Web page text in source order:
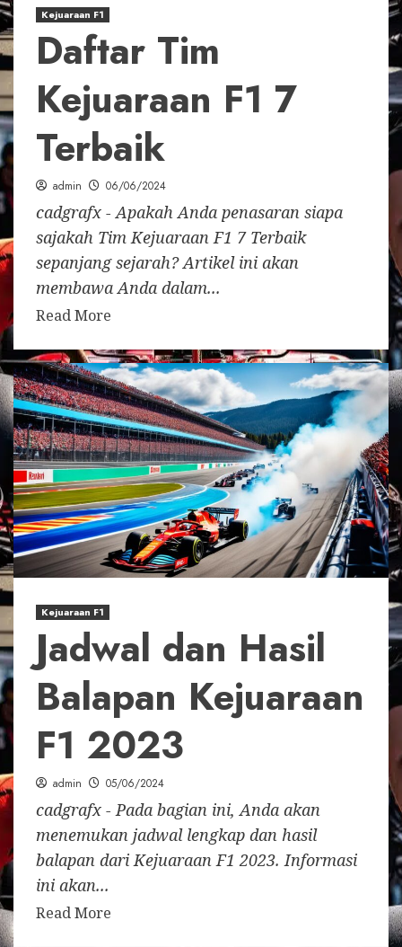
Kejuaraan F1
Daftar Tim
Kejuaraan F1 7
Terbaik
admin 06/06/2024
cadgrafx - Apakah Anda penasaran siapa
sajakah Tim Kejuaraan F1 7 Terbaik
sepanjang sejarah? Artikel ini akan
membawa Anda dalam...
Read More
Kejuaraan F1
Jadwal dan Hasil
Balapan Kejuaraan
F1 2023
admin 05/06/2024
cadgrafx - Pada bagian ini, Anda akan
menemukan jadwal lengkap dan hasil
balapan dari Kejuaraan F1 2023. Informasi
ini akan...
Read More